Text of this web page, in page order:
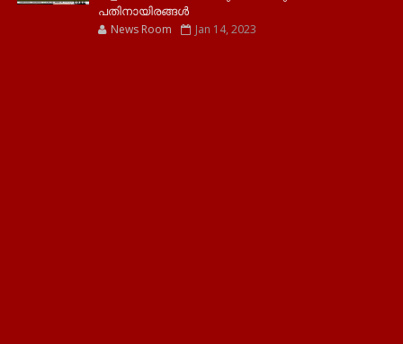
പതിനായിരങ്ങൾ
News Room Jan 14, 2023